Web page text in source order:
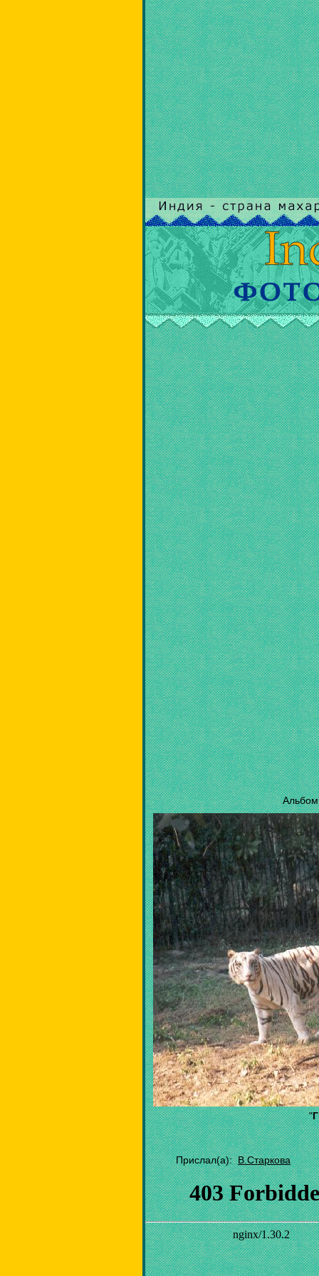
"
Прислал(а):В.Старкова